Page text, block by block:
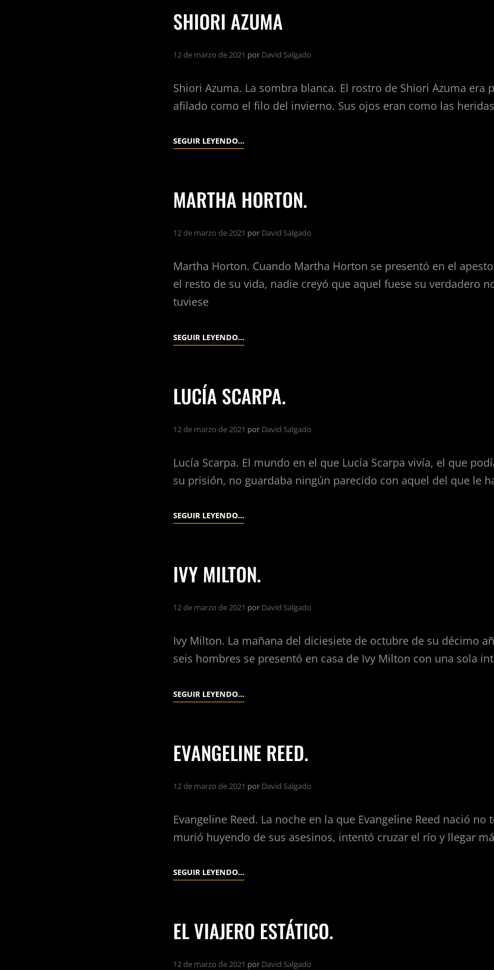
BLAKE.
SHIORI AZUMA
12 de marzo de 2021 por David Salgado
Shiori Azuma. La sombra blanca. El rostro de Shiori Azuma era
afilado como el filo del invierno. Sus ojos eran como las
SEGUIR LEYENDO…SHIORI
MARTHA HORTON.
12 de marzo de 2021 por David Salgado
Martha Horton. Cuando Martha Horton se presentó en el
el resto de su vida, nadie creyó que aquel fuese su verdadero
tuviese
SEGUIR LEYENDO…
LUCÍA SCARPA.
12 de marzo de 2021 por David Salgado
Lucía Scarpa. El mundo en el que Lucía Scarpa vivía, el que
su prisión, no guardaba ningún parecido con aquel del que le
SEGUIR LEYENDO…LUCÍA
IVY MILTON.
12 de marzo de 2021 por David Salgado
Ivy Milton. La mañana del diciesiete de octubre de su décimo
seis hombres se presentó en casa de Ivy Milton con una sola
SEGUIR LEYENDO…
EVANGELINE REED.
12 de marzo de 2021 por David Salgado
Evangeline Reed. La noche en la que Evangeline Reed nació
murió huyendo de sus asesinos, intentó cruzar el río y llegar
SEGUIR LEYENDO…EVANGELINE
EL VIAJERO ESTÁTICO.
12 de marzo de 2021 por David Salgado